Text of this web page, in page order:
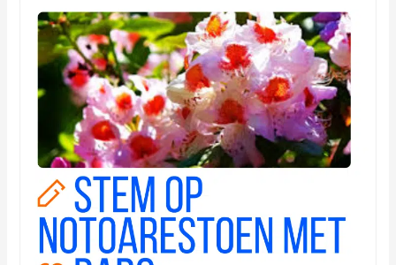
zitten
een
bankje
Arboretum!